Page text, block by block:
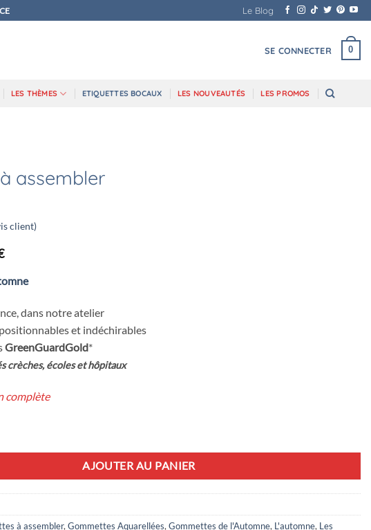
Le Blog
SE CONNECTER 0
LES THÈMES ETIQUETTES BOCAUX LES NOUVEAUTÉS LES PROMOS
assembler
client)
Le
actuel
est :
1,25€.
dans notre atelier
et indéchirables
GreenGuardGold*
crèches, écoles et hôpitaux
complète
AJOUTER AU PANIER
à assembler,Gommettes Aquarellées,Gommettes de l'Automne, L'automne, Les